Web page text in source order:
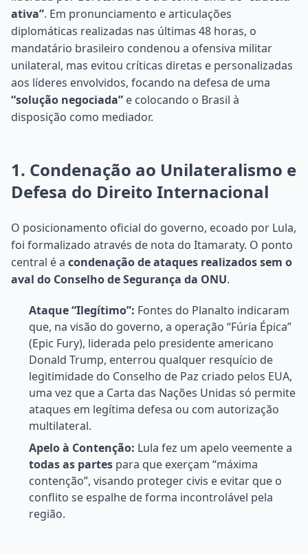
ativa”. Em pronunciamento e articulações
diplomáticas realizadas nas últimas 48 horas, o
mandatário brasileiro condenou a ofensiva militar
unilateral, mas evitou críticas diretas e personalizadas
aos líderes envolvidos, focando na defesa de uma
“solução negociada” e colocando o Brasil à
disposição como mediador.
1. Condenação ao Unilateralismo e
Defesa do Direito Internacional
O posicionamento oficial do governo, ecoado por Lula,
foi formalizado através de nota do Itamaraty. O ponto
central é a condenação de ataques realizados sem o
aval do Conselho de Segurança da ONU.
Ataque “Ilegítimo”: Fontes do Planalto indicaram
que, na visão do governo, a operação “Fúria Épica”
(Epic Fury), liderada pelo presidente americano
Donald Trump, enterrou qualquer resquício de
legitimidade do Conselho de Paz criado pelos EUA,
uma vez que a Carta das Nações Unidas só permite
ataques em legítima defesa ou com autorização
multilateral.
Apelo à Contenção: Lula fez um apelo veemente a
todas as partes para que exerçam “máxima
contenção”, visando proteger civis e evitar que o
conflito se espalhe de forma incontrolável pela
região.